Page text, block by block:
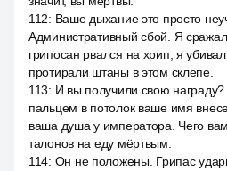
112: Ваше дыхание это просто
Административный сбой. Я
грипосан рвался на хрип, я
протирали штаны в этом склепе.
113: И вы получили свою награду?
пальцем в потолок ваше имя
ваша душа у императора. Чего
талонов на еду мёртвым.
114: Он не положены. Грипас